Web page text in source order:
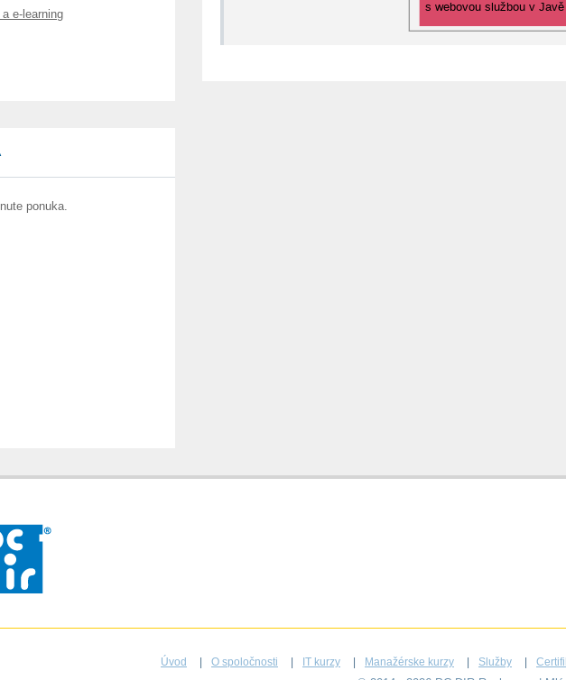
e-learning
ponuka.
Úvod O spoločnosti IT kurzy Manažérske kurzy Služby